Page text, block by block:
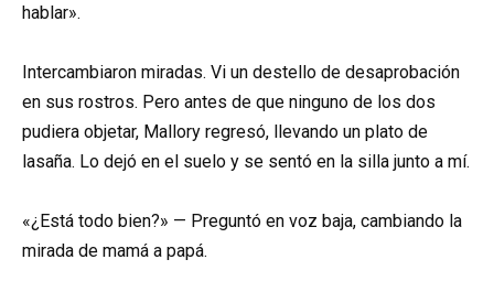
hablar».
Intercambiaron miradas. Vi un destello de desaprobación
en sus rostros. Pero antes de que ninguno de los dos
pudiera objetar, Mallory regresó, llevando un plato de
lasaña. Lo dejó en el suelo y se sentó en la silla junto a mí.
«¿Está todo bien?» — Preguntó en voz baja, cambiando la
mirada de mamá a papá.